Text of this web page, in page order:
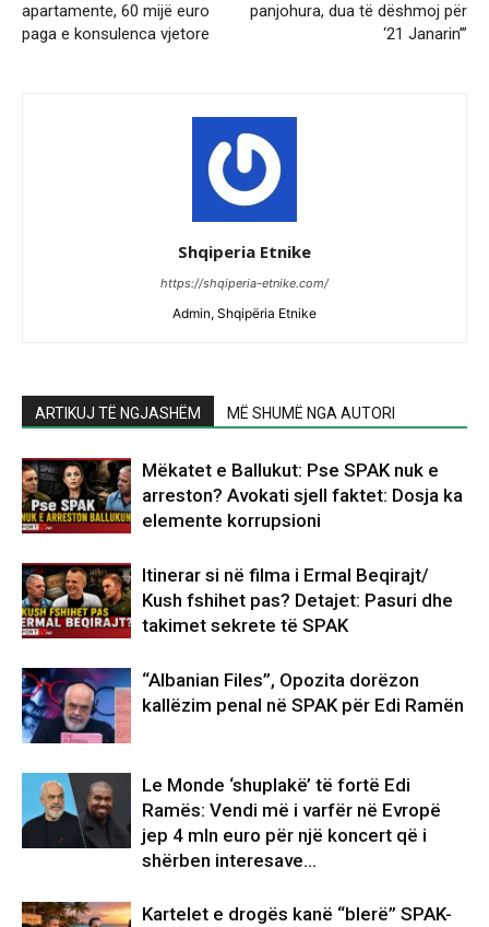
apartamente, 60 mijë euro
paga e konsulenca vjetore
panjohura, dua të dëshmoj për
‘21 Janarin’”
Shqiperia Etnike
https://shqiperia-etnike.com/
Admin, Shqipëria Etnike
ARTIKUJ TË NGJASHËM MË SHUMË NGA AUTORI
Mëkatet e Ballukut: Pse SPAK nuk e
arreston? Avokati sjell faktet: Dosja ka
elemente korrupsioni
Itinerar si në filma i Ermal Beqirajt/
Kush fshihet pas? Detajet: Pasuri dhe
takimet sekrete të SPAK
“Albanian Files”, Opozita dorëzon
kallëzim penal në SPAK për Edi Ramën
Le Monde ‘shuplakë’ të fortë Edi
Ramës: Vendi më i varfër në Evropë
jep 4 mln euro për një koncert që i
shërben interesave...
Kartelet e drogës kanë “blerë” SPAK-